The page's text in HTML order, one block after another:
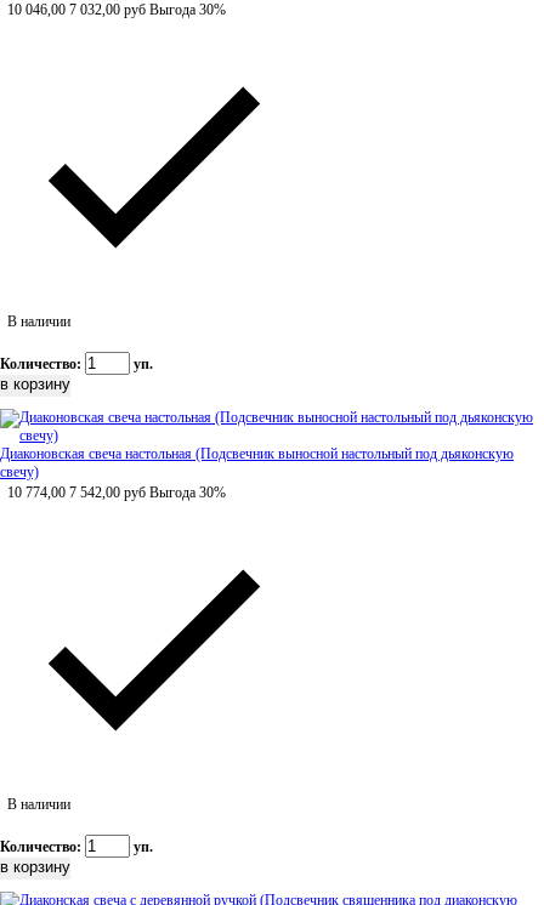
10 046,00 7 032,00 руб Выгода 30%
В наличии
Количество: уп.
Диаконовская свеча настольная (Подсвечник выносной настольный под дьяконскую
свечу)
10 774,00 7 542,00 руб Выгода 30%
В наличии
Количество: уп.